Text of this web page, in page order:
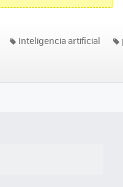
Inteligencia artificial